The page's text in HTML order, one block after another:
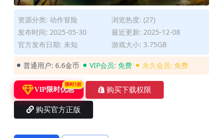
资源分类: 动作冒险
浏览热度: (27)
发布时间: 2025-05-30
最近更新: 2025-12-08
官方发布日期: 未知
游戏大小: 3.75GB
普通用户: 6.6金币 VIP会员: 免费 永久会员: 免费
VIP限时优惠
限时3折
购买下载权限
购买官方正版